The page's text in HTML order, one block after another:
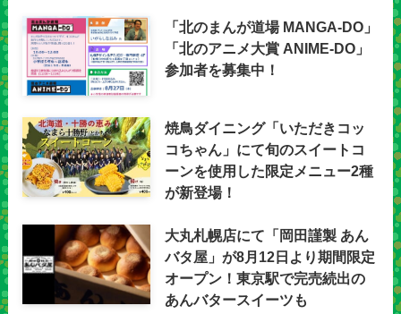
「北のまんが道場 MANGA-DO」
「北のアニメ大賞 ANIME-DO」
参加者を募集中！
焼鳥ダイニング「いただきコッ
コちゃん」にて旬のスイートコ
ーンを使用した限定メニュー2種
が新登場！
大丸札幌店にて「岡田謹製 あん
バタ屋」が8月12日より期間限定
オープン！東京駅で完売続出の
あんバタースイーツも